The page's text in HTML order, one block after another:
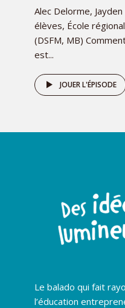
Alec Delorme,
élèves, École
(DSFM, MB)
est...
JOUER L'ÉPISODE
Le balado qui fait
l’éducation